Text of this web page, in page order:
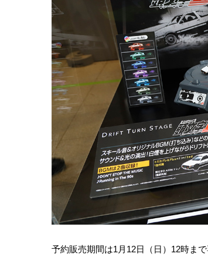
予約販売期間は1月12日（日）12時ま